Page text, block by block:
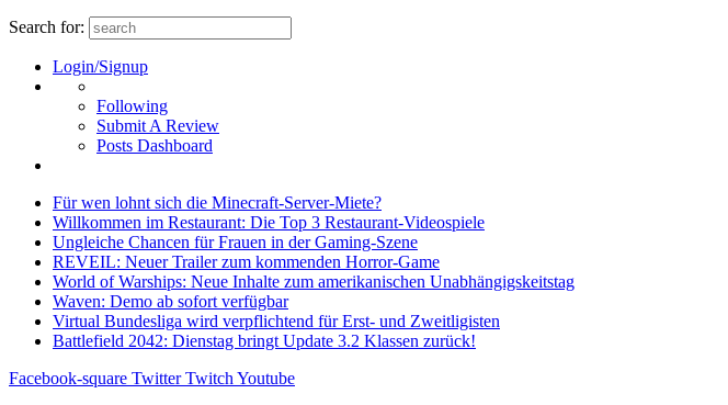
Search for:
Login/Signup
Following
Submit A Review
Posts Dashboard
Für wen lohnt sich die Minecraft-Server-Miete?
Willkommen im Restaurant: Die Top 3 Restaurant-Videospiele
Ungleiche Chancen für Frauen in der Gaming-Szene
REVEIL: Neuer Trailer zum kommenden Horror-Game
World of Warships: Neue Inhalte zum amerikanischen Unabhängigskeitstag
Waven: Demo ab sofort verfügbar
Virtual Bundesliga wird verpflichtend für Erst- und Zweitligisten
Battlefield 2042: Dienstag bringt Update 3.2 Klassen zurück!
Facebook-square Twitter Twitch Youtube